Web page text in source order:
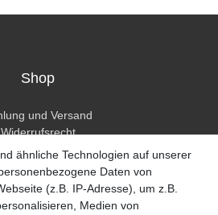
Shop
und Versand
Widerrufsrecht
Hilfe
Mein Konto
ähnliche Technologien auf unserer
Daten von
(z.B. IP-Adresse), um z.B.
Medien von